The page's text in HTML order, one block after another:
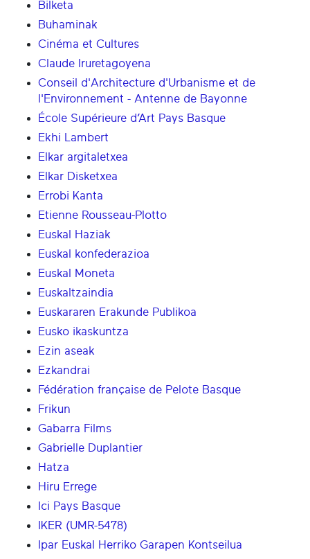
Bilketa
Buhaminak
Cinéma et Cultures
Claude Iruretagoyena
Conseil d'Architecture d'Urbanisme et de
l'Environnement - Antenne de Bayonne
École Supérieure d’Art Pays Basque
Ekhi Lambert
Elkar argitaletxea
Elkar Disketxea
Errobi Kanta
Etienne Rousseau-Plotto
Euskal Haziak
Euskal konfederazioa
Euskal Moneta
Euskaltzaindia
Euskararen Erakunde Publikoa
Eusko ikaskuntza
Ezin aseak
Ezkandrai
Fédération française de Pelote Basque
Frikun
Gabarra Films
Gabrielle Duplantier
Hatza
Hiru Errege
Ici Pays Basque
IKER (UMR-5478)
Ipar Euskal Herriko Garapen Kontseilua